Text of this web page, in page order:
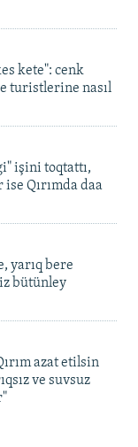
kete": cenk
turistlerine nasıl
işini toqtattı,
Qırımda daa
yarıq bere
bütünley
azat etilsin
ve suvsuz